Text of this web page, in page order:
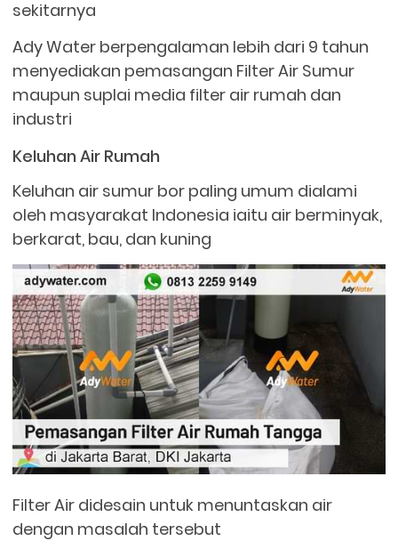
sekitarnya
Ady Water berpengalaman lebih dari 9 tahun
menyediakan pemasangan Filter Air Sumur
maupun suplai media filter air rumah dan
industri
Keluhan Air Rumah
Keluhan air sumur bor paling umum dialami
oleh masyarakat Indonesia iaitu air berminyak,
berkarat, bau, dan kuning
Filter Air didesain untuk menuntaskan air
dengan masalah tersebut